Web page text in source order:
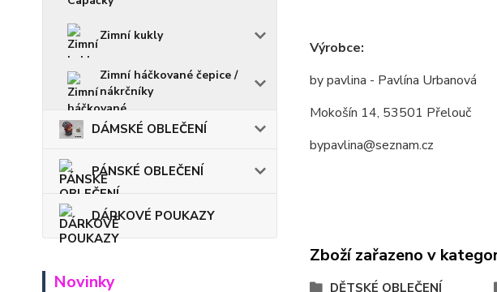
Zimní kukly
Zimní háčkované čepice /
nákrčníky
DÁMSKÉ OBLEČENÍ
PÁNSKÉ OBLEČENÍ
DÁRKOVÉ POUKAZY
Novinky
Výrobce:
by pavlina - Pavlína Urbanová
Mokošín 14, 53501 Přelouč
bypavlina@seznam.cz
Zboží zařazeno v
DĚTSKÉ OBLEČENÍ